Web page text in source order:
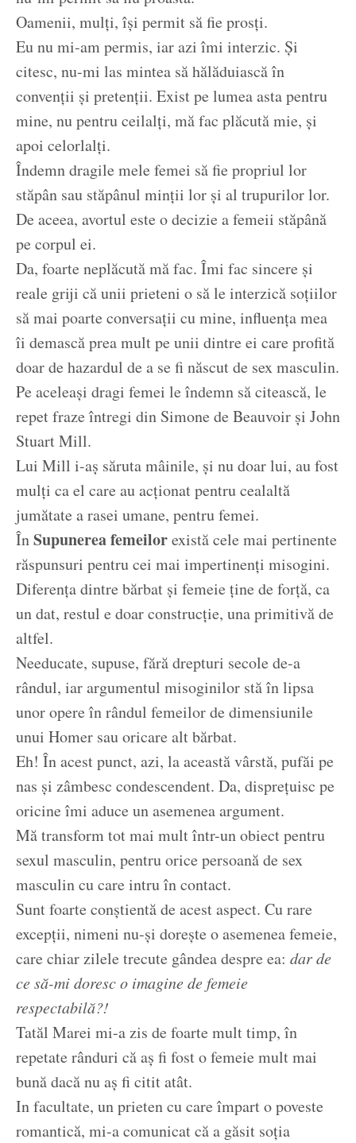
Oamenii, mulți, își permit să fie prosți.
Eu nu mi-am permis, iar azi îmi interzic. Și
citesc, nu-mi las mintea să hălăduiască în
convenții și pretenții. Exist pe lumea asta pentru
mine, nu pentru ceilalți, mă fac plăcută mie, și
apoi celorlalți.
Îndemn dragile mele femei să fie propriul lor
stăpân sau stăpânul minții lor și al trupurilor lor.
De aceea, avortul este o decizie a femeii stăpână
pe corpul ei.
Da, foarte neplăcută mă fac. Îmi fac sincere și
reale griji că unii prieteni o să le interzică soțiilor
să mai poarte conversații cu mine, influența mea
îi demască prea mult pe unii dintre ei care profită
doar de hazardul de a se fi născut de sex masculin.
Pe aceleași dragi femei le îndemn să citească, le
repet fraze întregi din Simone de Beauvoir și John
Stuart Mill.
Lui Mill i-aș săruta mâinile, și nu doar lui, au fost
mulți ca el care au acționat pentru cealaltă
jumătate a rasei umane, pentru femei.
ÎnSupunerea femeilorexistă cele mai pertinente
răspunsuri pentru cei mai impertinenți misogini.
Diferența dintre bărbat și femeie ține de forță, ca
un dat, restul e doar construcție, una primitivă de
altfel.
Needucate, supuse, fără drepturi secole de-a
rândul, iar argumentul misoginilor stă în lipsa
unor opere în rândul femeilor de dimensiunile
unui Homer sau oricare alt bărbat.
Eh! În acest punct, azi, la această vârstă, pufăi pe
nas și zâmbesc condescendent. Da, disprețuisc pe
oricine îmi aduce un asemenea argument.
Mă transform tot mai mult într-un obiect pentru
sexul masculin, pentru orice persoană de sex
masculin cu care intru în contact.
Sunt foarte conștientă de acest aspect. Cu rare
excepții, nimeni nu-și dorește o asemenea femeie,
care chiar zilele trecute gândea despre ea: dar de
ce să-mi doresc o imagine de femeie
respectabilă?!
Tatăl Marei mi-a zis de foarte mult timp, în
repetate rânduri că aș fi fost o femeie mult mai
bună dacă nu aș fi citit atât.
In facultate, un prieten cu care împart o poveste
romantică, mi-a comunicat că a găsit soția